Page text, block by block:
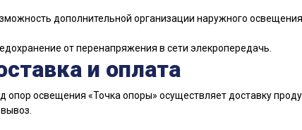
дополнительной организации наружного
от перенапряжения в сети элекропередачь.
и оплата
опор освещения «Точка опоры» осуществляет доставку